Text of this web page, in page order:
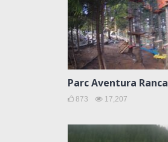
Parc Aventura Ranca
873 17,207